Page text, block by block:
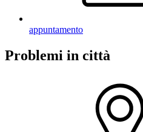
appuntamento
Problemi in città